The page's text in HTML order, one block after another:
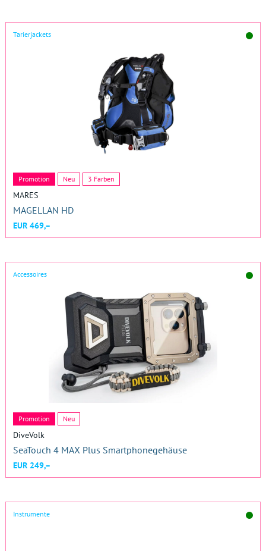
Tarierjackets
MARES
MAGELLAN HD
EUR 469,–
Promotion Neu 3 Farben
Accessoires
DiveVolk
SeaTouch 4 MAX Plus Smartphonegehäuse
EUR 249,–
Promotion Neu
Instrumente